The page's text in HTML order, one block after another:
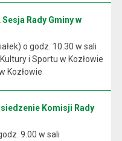
Rady Gminy w
o godz. 10.30 w sali
i Sportu w Kozłowie
Kozłowie
Komisji Rady
9.00 w sali